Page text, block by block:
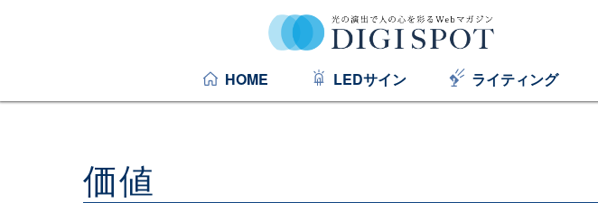
HOME LEDサイン ライティング
価値